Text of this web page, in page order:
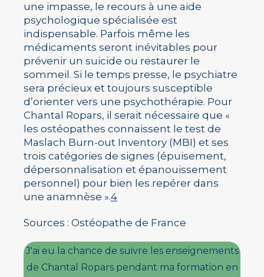
une impasse, le recours à une aide
psychologique spécialisée est
indispensable. Parfois même les
médicaments seront inévitables pour
prévenir un suicide ou restaurer le
sommeil. Si le temps presse, le psychiatre
sera précieux et toujours susceptible
d’orienter vers une psychothérapie. Pour
Chantal Ropars, il serait nécessaire que «
les ostéopathes connaissent le test de
Maslach Burn-out Inventory (MBI) et ses
trois catégories de signes (épuisement,
dépersonnalisation et épanouissement
personnel) pour bien les repérer dans
une anamnèse ».4
Sources : Ostéopathe de France
J'ai eu la chance de suivre les enseignements
de Chantal Ropars pendant ma formation en